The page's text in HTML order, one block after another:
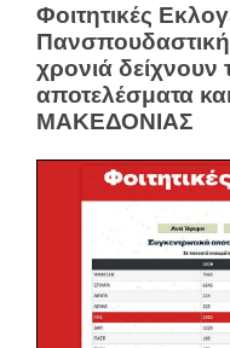
Φοιτητικές
χρονιά δείχνουν
αποτελέσματα
ΜΑΚΕΔΟΝΙΑΣ